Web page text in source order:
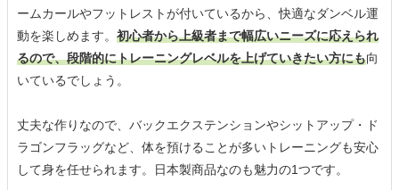
ームカールやフットレストが付いているから、快適なダンベル運
動を楽しめます。 初心者から上級者まで幅広いニーズに応えられ
るので、段階的にトレーニングレベルを上げていきたい方にも向
いているでしょう。
丈夫な作りなので、バックエクステンションやシットアップ・ド
ラゴンフラッグなど、体を預けることが多いトレーニングも安心
して身を任せられます。日本製商品なのも魅力の1つです。